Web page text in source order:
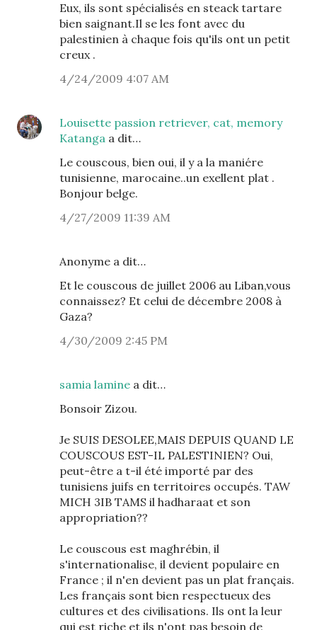
Eux, ils sont spécialisés en steack tartare
bien saignant.Il se les font avec du
palestinien à chaque fois qu'ils ont un petit
creux .
4/24/2009 4:07 AM
Louisette passion retriever, cat, memory
Katanga a dit…
Le couscous, bien oui, il y a la maniére
tunisienne, marocaine..un exellent plat .
Bonjour belge.
4/27/2009 11:39 AM
Anonyme a dit…
Et le couscous de juillet 2006 au Liban,vous
connaissez? Et celui de décembre 2008 à
Gaza?
4/30/2009 2:45 PM
samia lamine a dit…
Bonsoir Zizou.
Je SUIS DESOLEE,MAIS DEPUIS QUAND LE
COUSCOUS EST-IL PALESTINIEN? Oui,
peut-être a t-il été importé par des
tunisiens juifs en territoires occupés. TAW
MICH 3IB TAMS il hadharaat et son
appropriation??
Le couscous est maghrébin, il
s'internationalise, il devient populaire en
France ; il n'en devient pas un plat français.
Les français sont bien respectueux des
cultures et des civilisations. Ils ont la leur
qui est riche et ils n'ont pas besoin de